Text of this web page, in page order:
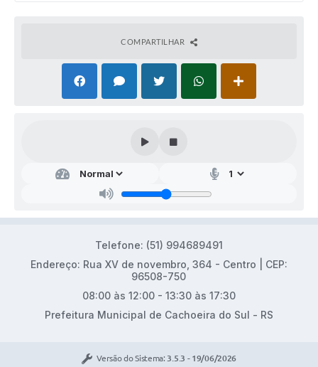
COMPARTILHAR
Telefone: (51) 994689491
Endereço: Rua XV de novembro, 364 - Centro | CEP:
96508-750
08:00 às 12:00 - 13:30 às 17:30
Prefeitura Municipal de Cachoeira do Sul - RS
Versão do Sistema: 3.5.3 - 19/06/2026